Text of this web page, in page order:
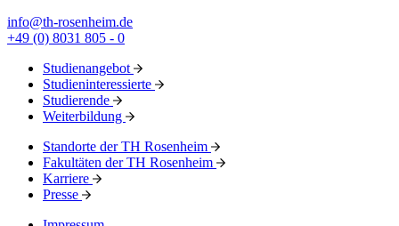
info@th-rosenheim.de
+49 (0) 8031 805 - 0
Studienangebot
Studieninteressierte
Studierende
Weiterbildung
Standorte der TH Rosenheim
Fakultäten der TH Rosenheim
Karriere
Presse